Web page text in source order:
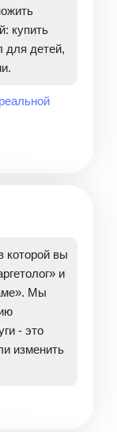
купить
для детей,
которой вы
и
Мы
- это
изменить